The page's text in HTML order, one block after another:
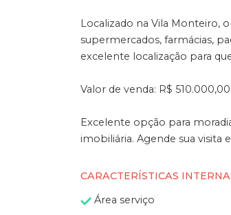
Localizado na Vila Monteiro,
supermercados, farmácias,
excelente localização para
Valor de venda: R$ 510.000,00.
Excelente opção para
imobiliária. Agende sua visita
CARACTERÍSTICAS
Área serviço